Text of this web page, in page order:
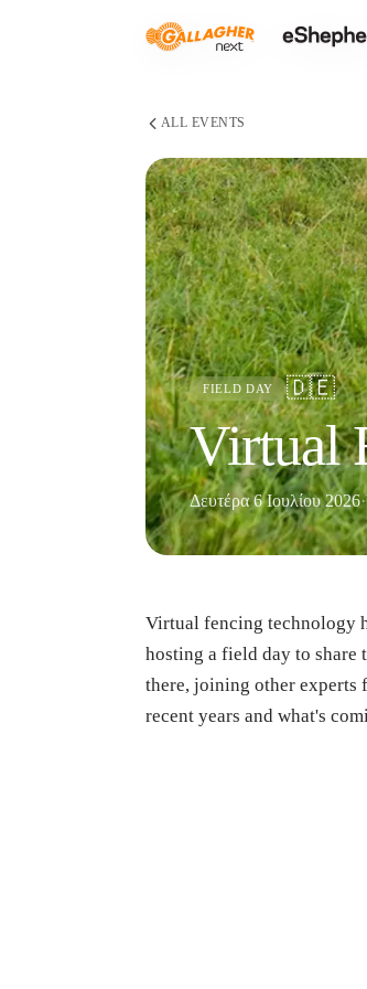
ALL EVENTS
FIELD DAY 🇩🇪
Virtual
Δευτέρα 6 Ιουλίου 2026·
Virtual fencing technology
hosting a field day to share
there, joining other experts
recent years and what's